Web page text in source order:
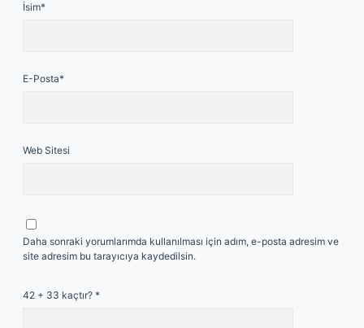
İsim*
E-Posta*
Web Sitesi
Daha sonraki yorumlarımda kullanılması için adım, e-posta adresim ve
site adresim bu tarayıcıya kaydedilsin.
42 + 33 kaçtır? *